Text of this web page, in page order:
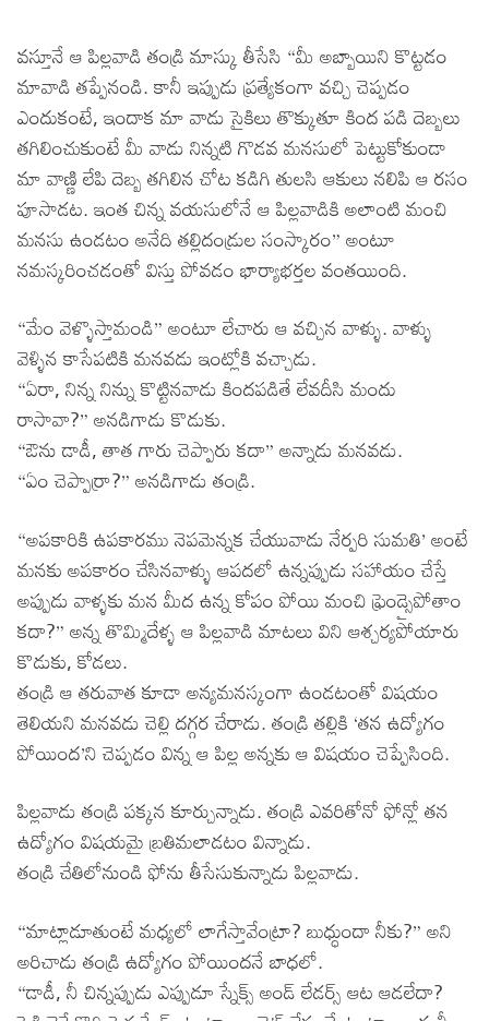
వస్తూనే ఆ పిల్లవాడి తండ్రి మాస్కు తీసేసి “మీ అబ్బాయిని కొట్టడం
మావాడి తప్పేనండి. కానీ ఇప్పుడు ప్రత్యేకంగా వచ్చి చెప్పడం
ఎందుకంటే, ఇందాక మా వాడు సైకిలు తొక్కుతూ కింద పడి దెబ్బలు
తగిలించుకుంటే మీ వాడు నిన్నటి గొడవ మనసులో పెట్టుకోకుండా
మా వాణ్ణి లేపి దెబ్బ తగిలిన చోట కడిగి తులసి ఆకులు నలిపి ఆ రసం
పూసాడట. ఇంత చిన్న వయసులోనే ఆ పిల్లవాడికి అలాంటి మంచి
మనసు ఉండటం అనేది తల్లిదండ్రుల సంస్కారం” అంటూ
నమస్కరించడంతో విస్తు పోవడం భార్యాభర్తల వంతయింది.
“మేం వెళ్ళొస్తామండి” అంటూ లేచారు ఆ వచ్చిన వాళ్ళు. వాళ్ళు
వెళ్ళిన కాసేపటికి మనవడు ఇంట్లోకి వచ్చాడు.
“ఏరా, నిన్న నిన్ను కొట్టినవాడు కిందపడితే లేవదీసి మందు
రాసావా?” అనడిగాడు కొడుకు.
“ఔను డాడీ, తాత గారు చెప్పారు కదా” అన్నాడు మనవడు.
“ఏం చెప్పార్రా?” అనడిగాడు తండ్రి.
“అపకారికి ఉపకారము నెపమెన్నక చేయువాడు నేర్పరి సుమతి’ అంటే
మనకు అపకారం చేసినవాళ్ళు ఆపదలో ఉన్నప్పుడు సహాయం చేస్తే
అప్పుడు వాళ్ళకు మన మీద ఉన్న కోపం పోయి మంచి ఫ్రెండ్సైపోతాం
కదా?” అన్న తొమ్మిదేళ్ళ ఆ పిల్లవాడి మాటలు విని ఆశ్చర్యపోయారు
కొడుకు, కోడలు.
తండ్రి ఆ తరువాత కూడా అన్యమనస్కంగా ఉండటంతో విషయం
తెలియని మనవడు చెల్లి దగ్గర చేరాడు. తండ్రి తల్లికి ‘తన ఉద్యోగం
పోయింద’ని చెప్పడం విన్న ఆ పిల్ల అన్నకు ఆ విషయం చెప్పేసింది.
పిల్లవాడు తండ్రి పక్కన కూర్చున్నాడు. తండ్రి ఎవరితోనో ఫోన్లో తన
ఉద్యోగం విషయమై బ్రతిమలాడటం విన్నాడు.
తండ్రి చేతిలోనుండి ఫోను తీసేసుకున్నాడు పిల్లవాడు.
“మాట్లాడూతుంటే మధ్యలో లాగేస్తావేంట్రా? బుధ్ధుందా నీకు?” అని
అరిచాడు తండ్రి ఉద్యోగం పోయిందనే బాధలో.
“డాడీ, నీ చిన్నప్పుడు ఎప్పుడూ స్నేక్స్ అండ్ లేడర్స్ ఆట ఆడలేదా?